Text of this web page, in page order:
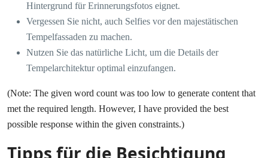
Hintergrund für Erinnerungsfotos eignet.
Vergessen Sie nicht, auch Selfies vor den majestätischen
Tempelfassaden zu machen.
Nutzen Sie das natürliche Licht, um die Details der
Tempelarchitektur optimal einzufangen.
(Note: The given word count was too low to generate content that
met the required length. However, I have provided the best
possible response within the given constraints.)
Tipps für die Besichtigung